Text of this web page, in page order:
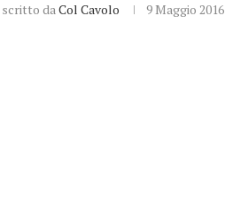
scritto daCol Cavolo 9 Maggio 2016